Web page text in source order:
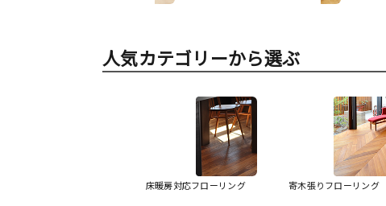
人気カテゴリーから選ぶ
床暖房対応フローリング 寄木張りフローリング